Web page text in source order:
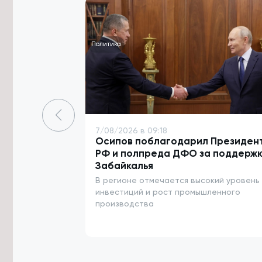
Забайкалья проведут ротацию в
Красноярском крае
7/08/2026 в 14:23
Житель Архангельска похитил 13 млн
рублей у родственников бойцов
СВО в Забайкалье
7/08/2026 в 14:12
Капремонт детсадов и школ в
Забайкалье почти завершился в
этом году
7/08/2026 в 13:51
Юрий Трутнев рассказал
Президенту о подготовке к
ВЭФ-2026
7/08/2026 в 13:25
Политика
7/08/2026 в 09:18
Осипов поблагодарил
РФ и полпреда ДФО за
Забайкалья
В регионе отмечается высокий уровень
инвестиций и рост промышленного
производства